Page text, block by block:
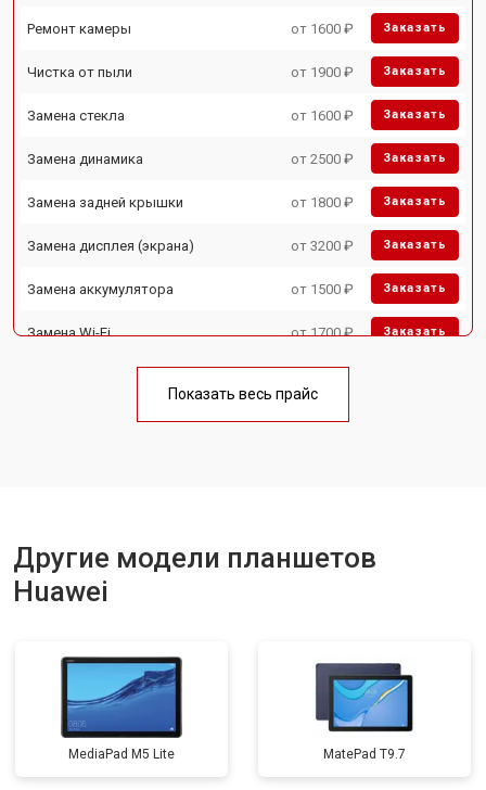
Ремонт камеры от 1600 ₽ Заказать
Чистка от пыли от 1900 ₽ Заказать
Замена стекла от 1600 ₽ Заказать
Замена динамика от 2500 ₽ Заказать
Замена задней крышки от 1800 ₽ Заказать
Замена дисплея (экрана) от 3200 ₽ Заказать
Замена аккумулятора от 1500 ₽ Заказать
Замена Wi-Fi от 1700 ₽ Заказать
от 1750 ₽
Показать весь прайс
Другие модели планшетов
Huawei
MediaPad M5 Lite MatePad T9.7